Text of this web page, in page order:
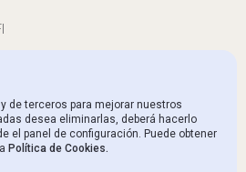
de terceros para mejorar nuestros
desea eliminarlas, deberá hacerlo
el panel de configuración. Puede obtener
Política de Cookies.